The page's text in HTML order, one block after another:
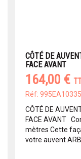
CÔTÉ DE
FACE AVANT
164,00 €
Réf: 995EA10335
CÔTÉ DE
FACE AVANT
mètres Cette
votre auvent